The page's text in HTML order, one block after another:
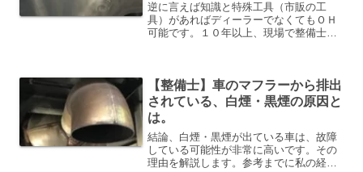
逆に言えば知識と特殊工具（市販の工
具）があればディーラーでなくてもＯＨ
可能です。１０年以上、現場で整備士を
んね。どういう構造になってい...
【整備士】車のマフラーから排出
されている、白煙・黒煙の原因と
は。
結論、白煙・黒煙が出ている車は、故障
している可能性が非常に高いです。その
理由を解説します。参考までに私の経歴